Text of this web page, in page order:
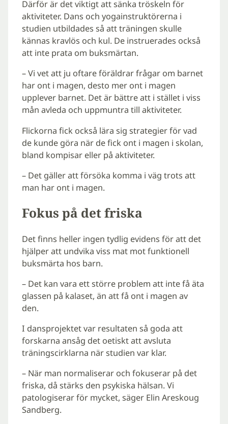
Därför är det viktigt att sänka tröskeln för
aktiviteter. Dans och yogainstruktörerna i
studien utbildades så att träningen skulle
kännas kravlös och kul. De instruerades också
att inte prata om buksmärtan.
– Vi vet att ju oftare föräldrar frågar om barnet
har ont i magen, desto mer ont i magen
upplever barnet. Det är bättre att i stället i viss
mån avleda och uppmuntra till aktiviteter.
Flickorna fick också lära sig strategier för vad
de kunde göra när de fick ont i magen i skolan,
bland kompisar eller på aktiviteter.
– Det gäller att försöka komma i väg trots att
man har ont i magen.
Fokus på det friska
Det finns heller ingen tydlig evidens för att det
hjälper att undvika viss mat mot funktionell
buksmärta hos barn.
– Det kan vara ett större problem att inte få äta
glassen på kalaset, än att få ont i magen av
den.
I dansprojektet var resultaten så goda att
forskarna ansåg det oetiskt att avsluta
träningscirklarna när studien var klar.
– När man normaliserar och fokuserar på det
friska, då stärks den psykiska hälsan. Vi
patologiserar för mycket, säger Elin Areskoug
Sandberg.